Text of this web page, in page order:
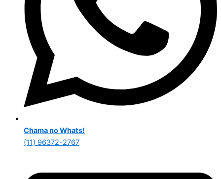
Chama no Whats!
(11) 96372-2767